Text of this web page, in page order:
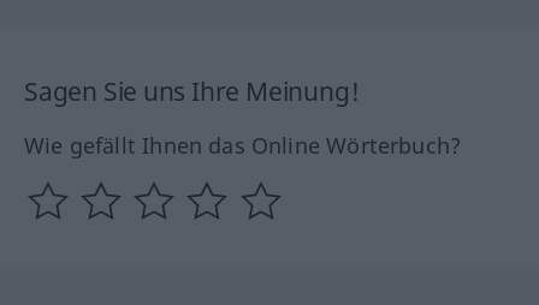
Sagen Sie uns Ihre Meinung!
Wie gefällt Ihnen das Online Wörterbuch?